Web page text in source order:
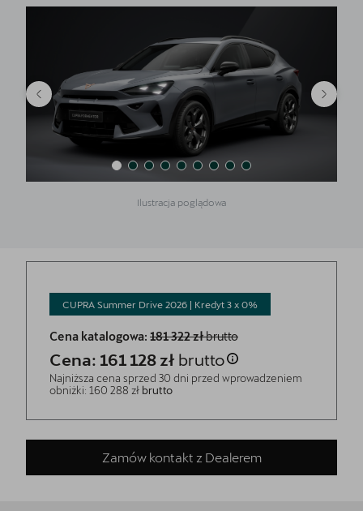
Cupra Born
INDOOR Triathlon Series
Jazda próbna CUPRĄ
Leasing jak Abonament
Samochody dostępne od ręki
Finansowanie
Oferta i aktualności
5 lat gwarancji
Serwis
Akcesoria CUPRA
Ilustracja poglądowa
CUPRA Summer Drive 2026 | Kredyt 3 x 0%
Cena katalogowa: 181 322 złbrutto
Cena: 161 128 zł brutto
Najniższa cena sprzed 30 dni przed wprowadzeniem
obniżki: 160 288 zł brutto
Zamów kontakt z Dealerem